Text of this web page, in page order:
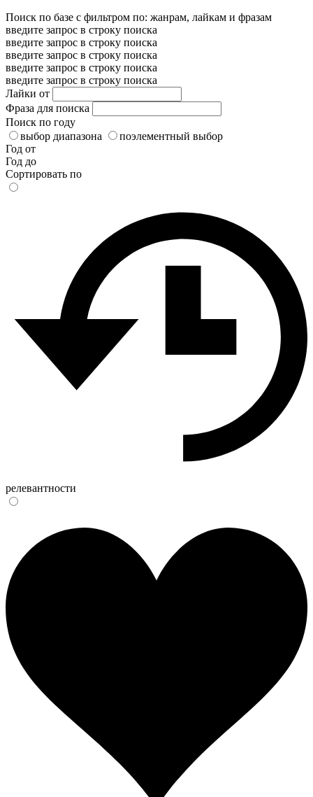
Поиск по базе с фильтром по: жанрам, лайкам и фразам
введите запрос в строку поиска
введите запрос в строку поиска
введите запрос в строку поиска
введите запрос в строку поиска
введите запрос в строку поиска
Лайки от
Фраза для поиска
Поиск по году
выбор диапазона
поэлементный выбор
Год от
Год до
Сортировать по
релевантности